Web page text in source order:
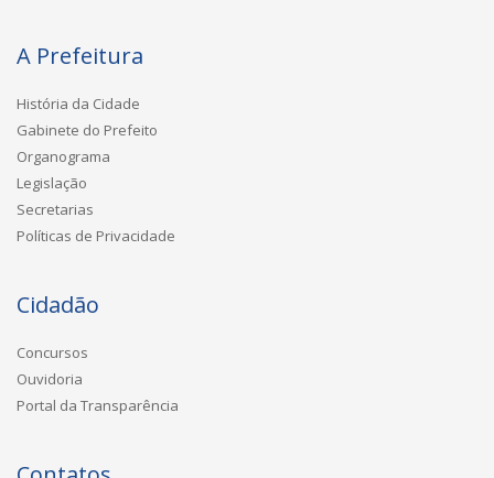
A Prefeitura
História da Cidade
Gabinete do Prefeito
Organograma
Legislação
Secretarias
Políticas de Privacidade
Cidadão
Concursos
Ouvidoria
Portal da Transparência